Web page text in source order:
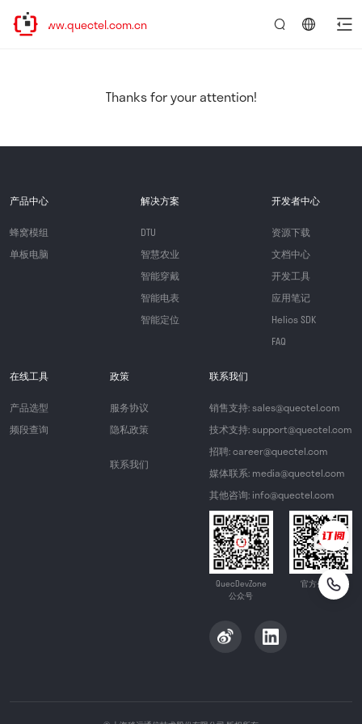
www.quectel.com.cn
Thanks for your attention!
产品中心
蜂窝模组
单板电脑
解决方案
DTU
智慧农业
智能穿戴
智能电表
智能定位
开发者中心
资源下载
文档中心
开发工具
应用笔记
Helios SDK
FAQ
在线工具
产品选型
频段查询
政策
服务协议
隐私政策
联系我们
联系我们
销售支持: sales@quectel.com
技术支持: support@quectel.com
招聘: career@quectel.com
媒体联系: media@quectel.com
其他咨询: info@quectel.com
QuecDevZone
公众号
官方公众号